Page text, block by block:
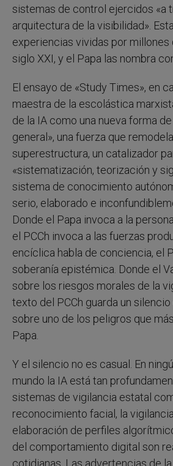
sistemas de control ejercidos «a
arquitectura de la visibilidad».
experiencias vividas por millones
siglo XXI, y el Papa las nombra
El ensayo de «Study Times», en
maestra de la escolástica
de la IA como una nueva forma
general», una fuerza que
superestructura, un catalizador
«sistematización, teorización y
sistema de conocimiento
serio, elaborado e
Donde el Papa invoca a la
el PCCh invoca a las fuerzas
encíclica habla de conciencia, el
soberanía epistémica. Donde el
sobre los riesgos morales de la
texto del PCCh guarda un
sobre uno de los peligros que
Papa.
Y el silencio no es casual. En
mundo la IA está tan
sistemas de vigilancia estatal
reconocimiento facial, la
elaboración de perfiles
del comportamiento digital son
cotidianas. Las advertencias de